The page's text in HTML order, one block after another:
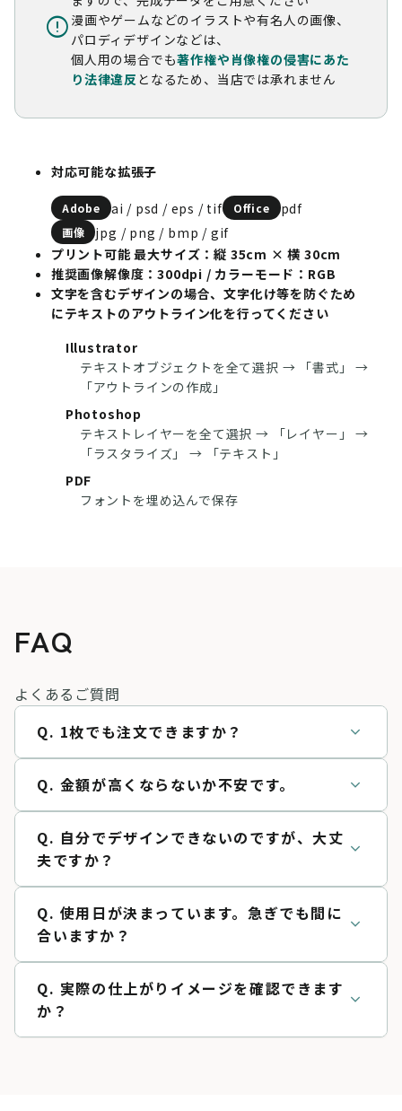
error 漫画やゲームなどのイラストや有名人の画像、
パロディデザインなどは、
個人用の場合でも著作権や肖像権の侵害にあた
り法律違反となるため、当店では承れません
対応可能な拡張子
Adobe ai / psd / eps / tif Office pdf
画像
jpg / png / bmp / gif
プリント可能 最大サイズ：縦 35cm × 横 30cm
推奨画像解像度：300dpi / カラーモード：RGB
文字を含むデザインの場合、文字化け等を防ぐため
にテキストのアウトライン化を行ってください
Illustrator
テキストオブジェクトを全て選択 → 「書式」 →
「アウトラインの作成」
Photoshop
テキストレイヤーを全て選択 → 「レイヤー」 →
「ラスタライズ」 → 「テキスト」
PDF
フォントを埋め込んで保存
FAQ
よくあるご質問
Q. 1枚でも注文できますか？
expand_more
Q. 金額が高くならないか不安です。 expand_more
Q. 自分でデザインできないのですが、大丈
夫ですか？
expand_more
Q. 使用日が決まっています。急ぎでも間に
合いますか？
expand_more
Q. 実際の仕上がりイメージを確認できます
か？
expand_more